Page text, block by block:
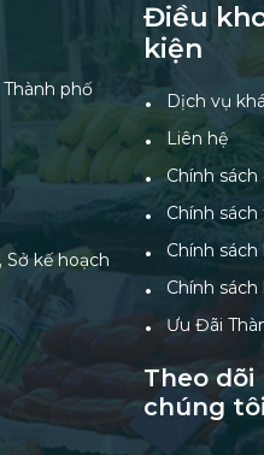
phố
Sở kế hoạch
Điều
kiện
Dịch vụ
Liên hệ
Chính
Chính
Chính
Chính
Ưu Đãi
Theo dõi
chúng tôi